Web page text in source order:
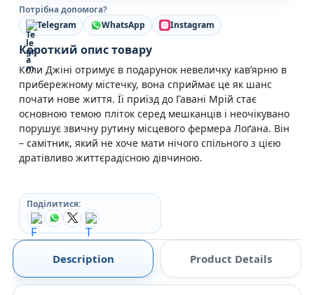
Потрібна допомога?
Telegram
WhatsApp Instagram
Короткий опис товару
Коли Джіні отримує в подарунок невеличку кав’ярню в
прибережному містечку, вона сприймає це як шанс
почати нове життя. Її приїзд до Гавані Мрій стає
основною темою пліток серед мешканців і неочікувано
порушує звичну рутину місцевого фермера Лоґана. Він
– самітник, який не хоче мати нічого спільного з цією
дратівливо життєрадісною дівчиною.
Поділитися:
Description Product Details